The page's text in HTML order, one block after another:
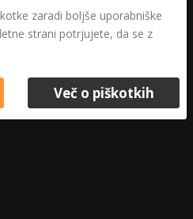
zaradi boljše uporabniške
strani potrjujete, da se z
Več o piškotkih